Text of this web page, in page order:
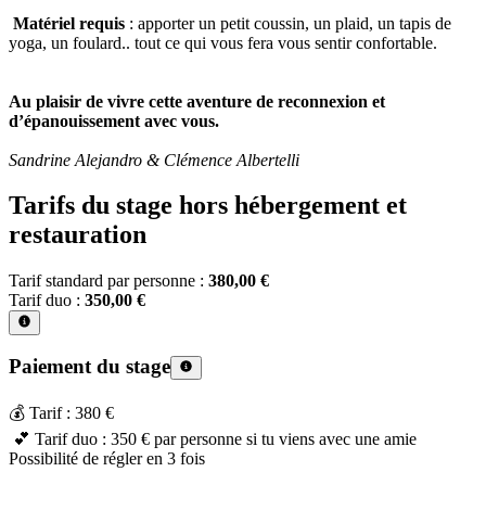
Matériel requis : apporter un petit coussin, un plaid, un tapis de
yoga, un foulard.. tout ce qui vous fera vous sentir confortable.
Au plaisir de vivre cette aventure de reconnexion et
d’épanouissement avec vous.
Sandrine Alejandro & Clémence Albertelli
Tarifs du stage hors hébergement et
restauration
Tarif standard par personne : 380,00 €
Tarif duo : 350,00 €
Paiement du stage
💰 Tarif : 380 €
💕 Tarif duo : 350 € par personne si tu viens avec une amie
Possibilité de régler en 3 fois